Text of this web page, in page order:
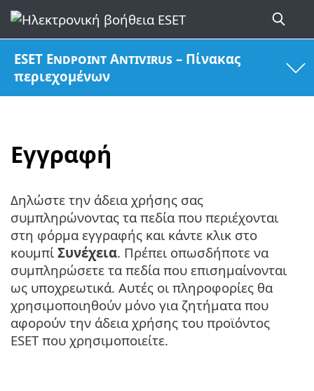
ESET Endpoint Antivirus – Πίνακας
περιεχομένων
Εγγραφή
Δηλώστε την άδεια χρήσης σας
συμπληρώνοντας τα πεδία που περιέχονται
στη φόρμα εγγραφής και κάντε κλικ στο
κουμπί Συνέχεια. Πρέπει οπωσδήποτε να
συμπληρώσετε τα πεδία που επισημαίνονται
ως υποχρεωτικά. Αυτές οι πληροφορίες θα
χρησιμοποιηθούν μόνο για ζητήματα που
αφορούν την άδεια χρήσης του προϊόντος
ESET που χρησιμοποιείτε.